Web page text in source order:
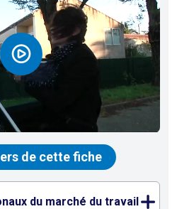
de cette fiche
du marché du travail